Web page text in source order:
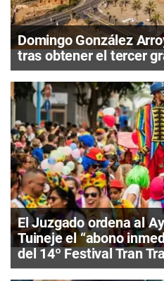
Domingo González
tras obtener el tercer
El Juzgado ordena al
Tuineje el “abono
del 14º Festival Tran